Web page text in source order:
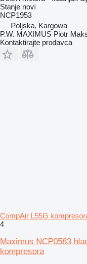
Stanje novi
NCP1953
Poljska, Kargowa
P.W. MAXIMUS Piotr
Kontaktirajte prodavca
CompAir L55G
4
Maximus NCP0583
kompresora